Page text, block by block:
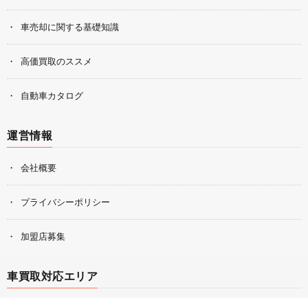
車売却に関する基礎知識
高価買取のススメ
自動車カタログ
運営情報
会社概要
プライバシーポリシー
加盟店募集
車買取対応エリア